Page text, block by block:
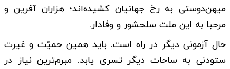
میهن‌دوستی به رخ جهانیان کشیده‌اند؛ هزاران آفرین و
مرحبا به این ملت سلحشور و وفادار.
حال آزمونی دیگر در راه است. باید همین حمیّت و غیرت
ستودنی به ساحات دیگر تسری یابد. مبرم‌ترین نیاز در